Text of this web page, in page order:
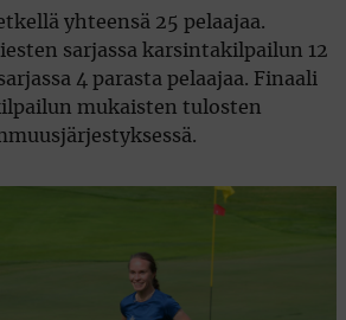
yhteensä 25 pelaajaa.
sarjassa karsintakilpailun 12
4 parasta pelaajaa. Finaali
mukaisten tulosten